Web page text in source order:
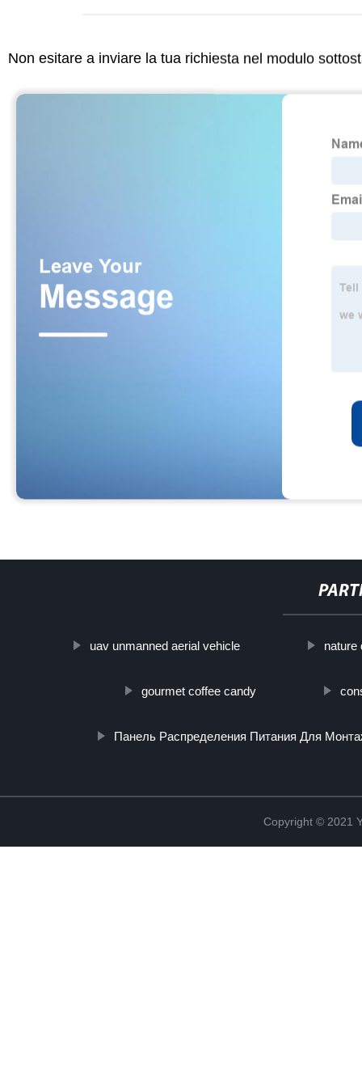
Non esitare a inviare la tua richiesta nel modulo
uav unmanned aerial vehicle nature
gourmet coffee candy
Панель Распределения Питания Для
Copyright © 2021